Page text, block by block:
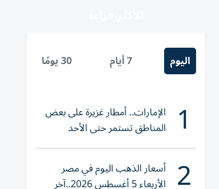
اليوم 7 أيام 30 يومًا
1 الإمارات.. أمطار غزيرة على بعض
المناطق تستمر حتى الأحد
2 أسعار الذهب اليوم في مصر
الأربعاء 5 أغسطس 2026..آخر